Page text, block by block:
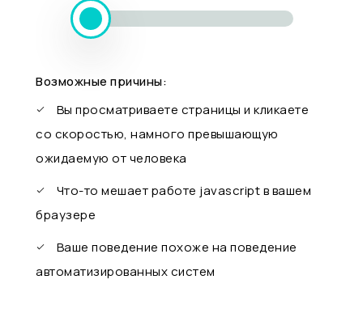
Возможные причины:
Вы просматриваете страницы и кликаете
со скоростью, намного превышающую
ожидаемую от человека
Что-то мешает работе javascript в вашем
браузере
Ваше поведение похоже на поведение
автоматизированных систем